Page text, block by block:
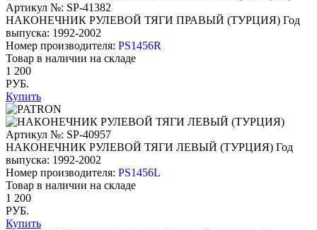
Артикул №: SP-41382
НАКОНЕЧНИК РУЛЕВОЙ ТЯГИ ПРАВЫЙ (ТУРЦИЯ) Год
выпуска: 1992-2002
Номер производителя: PS1456R
Товар в наличии на складе
1 200
РУБ.
Купить
Артикул №: SP-40957
НАКОНЕЧНИК РУЛЕВОЙ ТЯГИ ЛЕВЫЙ (ТУРЦИЯ) Год
выпуска: 1992-2002
Номер производителя: PS1456L
Товар в наличии на складе
1 200
РУБ.
Купить